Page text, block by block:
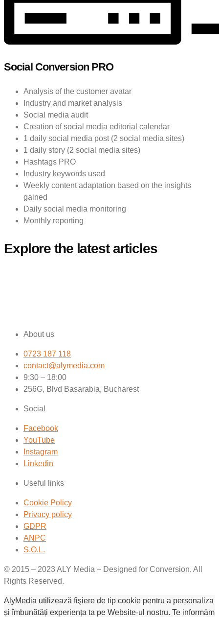
Social Conversion PRO
Analysis of the customer avatar
Industry and market analysis
Social media audit
Creation of social media editorial calendar
1 daily social media post (2 social media sites)
1 daily story (2 social media sites)
Hashtags PRO
Industry keywords used
Weekly content adaptation based on the insights
gained
Daily social media monitoring
Monthly reporting
Explore the latest articles
About us
0723 187 118
contact@alymedia.com
9:30 – 18:00
256G, Blvd Basarabia, Bucharest
Social
Facebook
YouTube
Instagram
Linkedin
Useful links
Cookie Policy
Privacy policy
GDPR
ANPC
S.O.L.
© 2015 – 2023 ALY Media – Designed for Conversion. All
Rights Reserved.
AlyMedia utilizează fişiere de tip cookie pentru a personaliza
și îmbunătăți experiența ta pe Website-ul nostru. Te informăm